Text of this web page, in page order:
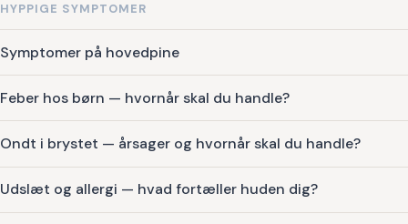
HYPPIGE SYMPTOMER
Symptomer på hovedpine
Feber hos børn — hvornår skal du handle?
Ondt i brystet — årsager og hvornår skal du handle?
Udslæt og allergi — hvad fortæller huden dig?